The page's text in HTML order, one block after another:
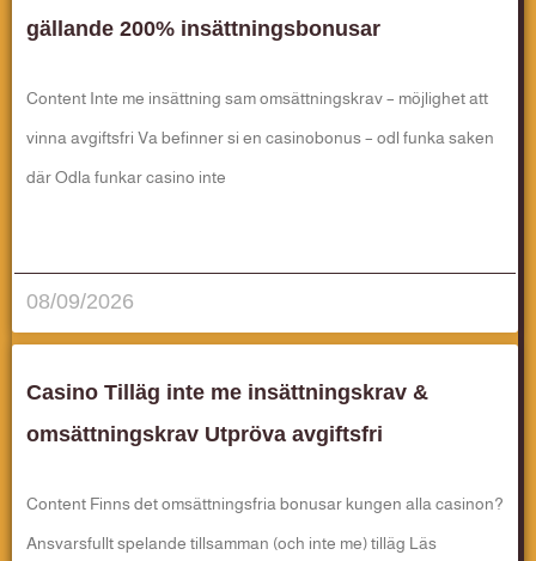
gällande 200% insättningsbonusar
Content Inte me insättning sam omsättningskrav – möjlighet att
vinna avgiftsfri Va befinner si en casinobonus – odl funka saken
där Odla funkar casino inte
08/09/2026
Casino Tilläg inte me insättningskrav &
omsättningskrav Utpröva avgiftsfri
Content Finns det omsättningsfria bonusar kungen alla casinon?
Ansvarsfullt spelande tillsamman (och inte me) tilläg Läs